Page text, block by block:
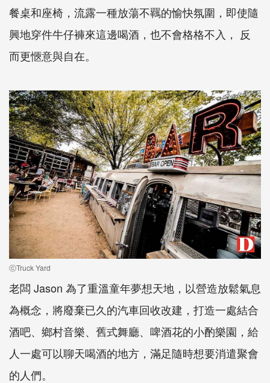
餐桌和座椅，流露一種放蕩不羈的愉快氛圍，即使隨
興地穿件牛仔褲來這邊喝酒，也不會格格不入， 反
而更愜意與自在。
ⓒTruck Yard
老闆 Jason 為了重溫童年夢想天地，以營造放鬆氣息
為概念，將廢棄已久的汽車回收改建，打造一處結合
酒吧、鄉村音樂、舊式舞廳、啤酒花的小酌樂園，給
人一處可以聊天喝酒的地方，滿足隨時想要消遣聚會
的人們。